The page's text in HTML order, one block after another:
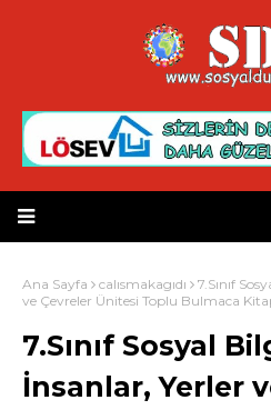
Ana Sayfa calısmakagıdı
7.Sınıf
ve Çevreler Ünitesi Toplu Bulmaca
7.Sınıf Sosyal
İnsanlar, Yerler